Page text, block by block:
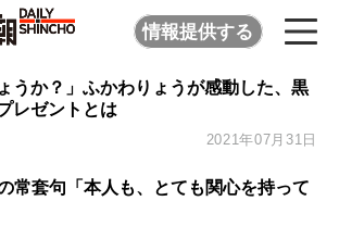
情報提供する
うか？」ふかわりょうが感動した、黒
レゼントとは
2021年07月31日
常套句「本人も、とても関心を持って